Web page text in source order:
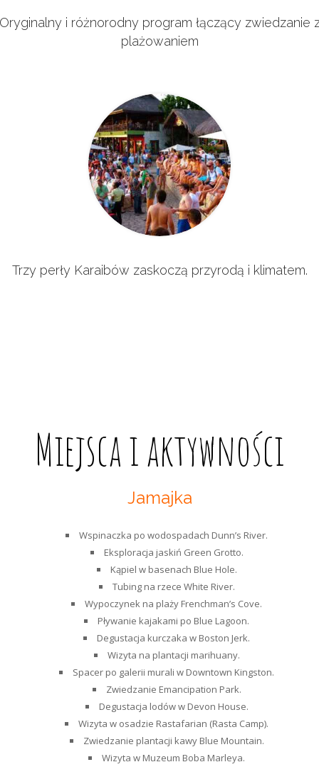
i różnorodny program łączący zwiedzanie
plażowaniem
Trzy perły Karaibów zaskoczą przyrodą i klimatem.
Miejsca i aktywności
Jamajka
Wspinaczka po wodospadach Dunn’s River.
Eksploracja jaskiń Green Grotto.
Kąpiel w basenach Blue Hole.
Tubing na rzece White River.
Wypoczynek na plaży Frenchman’s Cove.
Pływanie kajakami po Blue Lagoon.
Degustacja kurczaka w Boston Jerk.
Wizyta na plantacji marihuany.
Spacer po galerii murali w Downtown Kingston.
Zwiedzanie Emancipation Park.
Degustacja lodów w Devon House.
Wizyta w osadzie Rastafarian (Rasta Camp).
Zwiedzanie plantacji kawy Blue Mountain.
Wizyta w Muzeum Boba Marleya.